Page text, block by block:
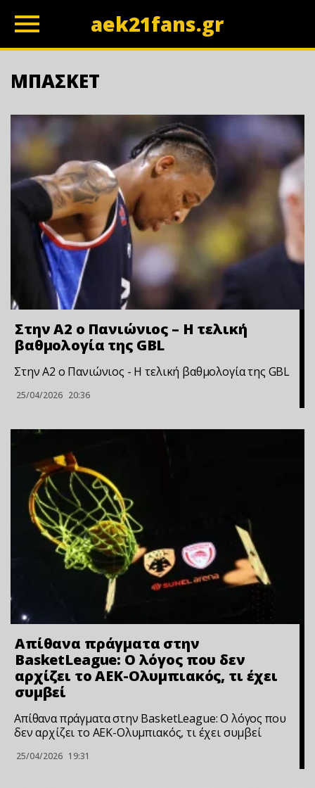
aek21fans.gr
ΜΠΑΣΚΕΤ
Στην Α2 ο Πανιώνιος – Η τελική
βαθμολογία της GBL
Στην Α2 ο Πανιώνιος - Η τελική βαθμολογία της GBL
25/04/2026 20:36
Απίθανα πράγματα στην
BasketLeague: Ο λόγος που δεν
αρχίζει το ΑΕΚ-Ολυμπιακός, τι έχει
συμβεί
Απίθανα πράγματα στην BasketLeague: Ο λόγος που
δεν αρχίζει το ΑΕΚ-Ολυμπιακός, τι έχει συμβεί
25/04/2026 19:31